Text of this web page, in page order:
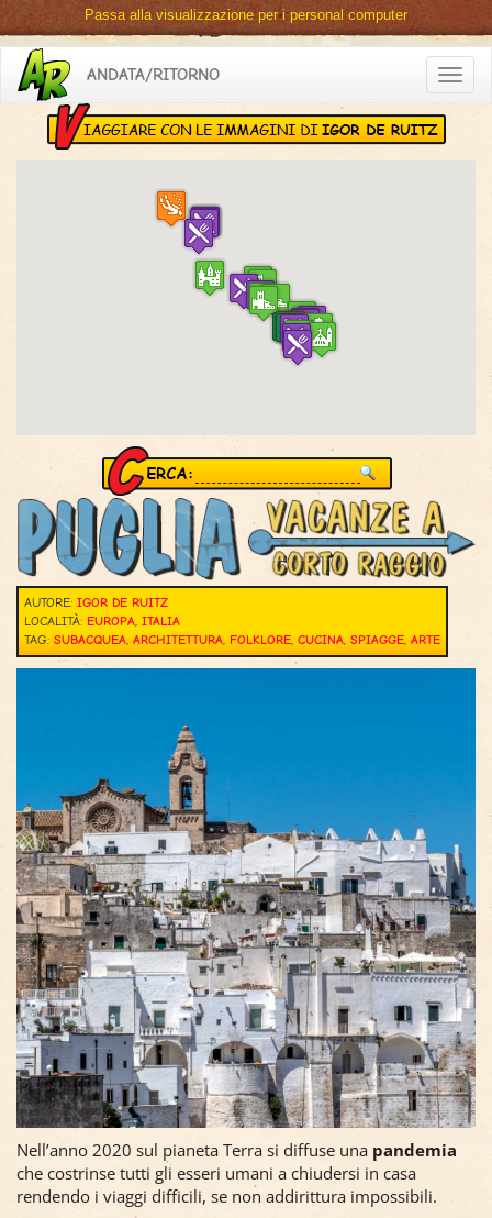
Passa alla visualizzazione per i personal computer
ANDATA/RITORNO
AUTORE: IGOR DE RUITZ
LOCALITÀ: EUROPA, ITALIA
TAG: SUBACQUEA, ARCHITETTURA, FOLKLORE, CUCINA, SPIAGGE, ARTE
Nell’anno 2020 sul pianeta Terra si diffuse una pandemia
che costrinse tutti gli esseri umani a chiudersi in casa
rendendo i viaggi difficili, se non addirittura impossibili.